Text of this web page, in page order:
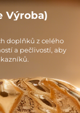
Výroba)
doplňků z celého
a pečlivostí, aby